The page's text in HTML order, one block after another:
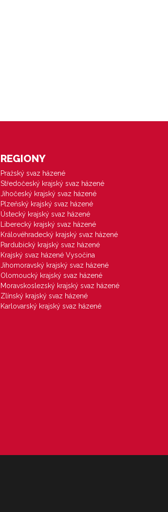
REGIONY
Pražský svaz házené
Středočeský krajský svaz házené
Jihočeský krajský svaz házené
Plzeňský krajský svaz házené
Ústecký krajský svaz házené
Liberecký krajský svaz házené
Královéhradecký krajský svaz házené
Pardubický krajský svaz házené
Krajský svaz házené Vysočina
Jihomoravský krajský svaz házené
Olomoucký krajský svaz házené
Moravskoslezský krajský svaz házené
Zlínský krajský svaz házené
Karlovarský krajský svaz házené